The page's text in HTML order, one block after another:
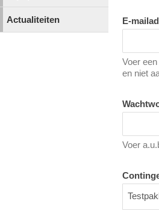
Actualiteiten E-
Voer
en niet
Voer